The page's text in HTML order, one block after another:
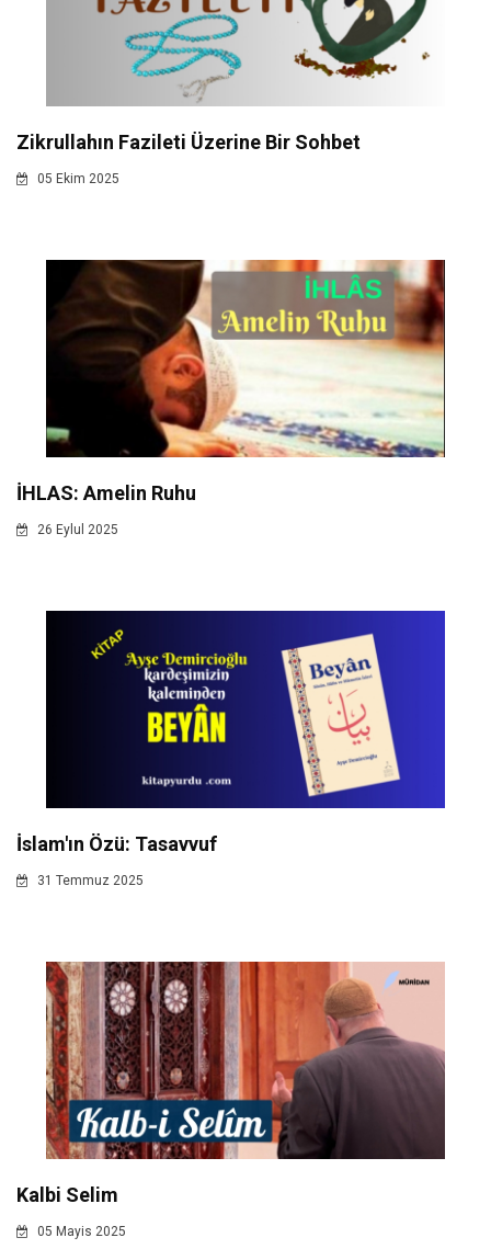
Zikrullahın Fazileti Üzerine Bir Sohbet
05 Ekim 2025
İHLAS: Amelin Ruhu
26 Eylul 2025
İslam'ın Özü: Tasavvuf
31 Temmuz 2025
Kalbi Selim
05 Mayis 2025